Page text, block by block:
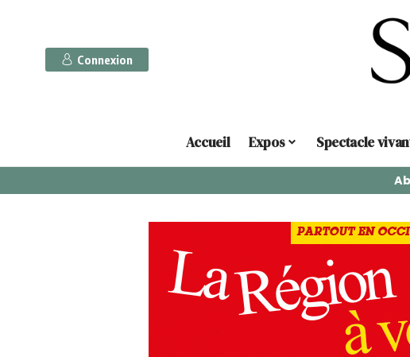
Connexion
Accueil Expos Spectacle